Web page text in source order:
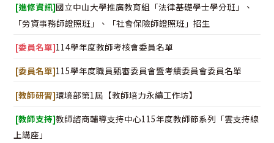
[進修資訊]國立中山大學推廣教育組「法律基礎學士學分班」、
「勞資事務師證照班」、「社會保險師證照班」招生
[委員名單]114學年度教師考核會委員名單
[委員名單]115學年度職員甄審委員會暨考績委員會委員名單
[教師研習]環境部第1屆【教師培力永續工作坊】
[教師支持]教師諮商輔導支持中心115年度教師節系列「雲支持線
上講座」